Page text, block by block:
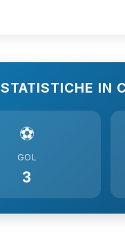
STATISTICHE IN
⚽
GOL
3